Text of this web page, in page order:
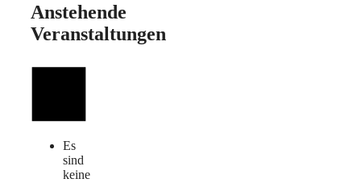
Anstehende
Veranstaltungen
Es
sind
keine